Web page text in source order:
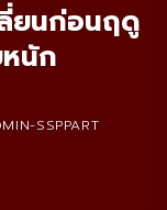
ลี่ยนก่อนฤดู
นัก
SSPPART